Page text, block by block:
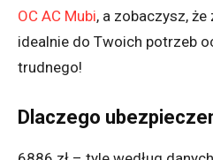
OC AC Mubi, a zobaczysz,
idealnie do Twoich potrzeb
trudnego!
Dlaczego